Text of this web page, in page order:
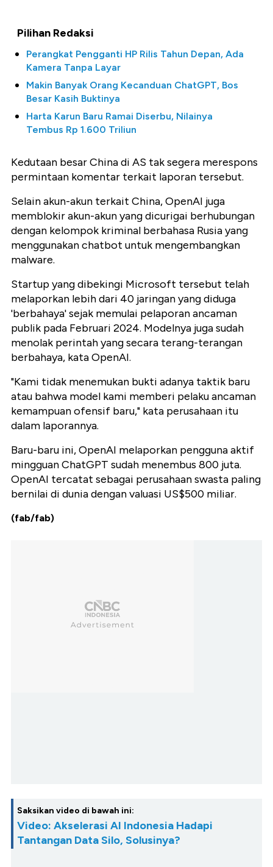
Pilihan Redaksi
Perangkat Pengganti HP Rilis Tahun Depan, Ada
Kamera Tanpa Layar
Makin Banyak Orang Kecanduan ChatGPT, Bos
Besar Kasih Buktinya
Harta Karun Baru Ramai Diserbu, Nilainya
Tembus Rp 1.600 Triliun
Kedutaan besar China di AS tak segera merespons
permintaan komentar terkait laporan tersebut.
Selain akun-akun terkait China, OpenAI juga
memblokir akun-akun yang dicurigai berhubungan
dengan kelompok kriminal berbahasa Rusia yang
menggunakan chatbot untuk mengembangkan
malware.
Startup yang dibekingi Microsoft tersebut telah
melaporkan lebih dari 40 jaringan yang diduga
'berbahaya' sejak memulai pelaporan ancaman
publik pada Februari 2024. Modelnya juga sudah
menolak perintah yang secara terang-terangan
berbahaya, kata OpenAI.
"Kami tidak menemukan bukti adanya taktik baru
atau bahwa model kami memberi pelaku ancaman
kemampuan ofensif baru," kata perusahaan itu
dalam laporannya.
Baru-baru ini, OpenAI melaporkan pengguna aktif
mingguan ChatGPT sudah menembus 800 juta.
OpenAI tercatat sebagai perusahaan swasta paling
bernilai di dunia dengan valuasi US$500 miliar.
(fab/fab)
Saksikan video di bawah ini:
Video: Akselerasi AI Indonesia Hadapi
Tantangan Data Silo, Solusinya?